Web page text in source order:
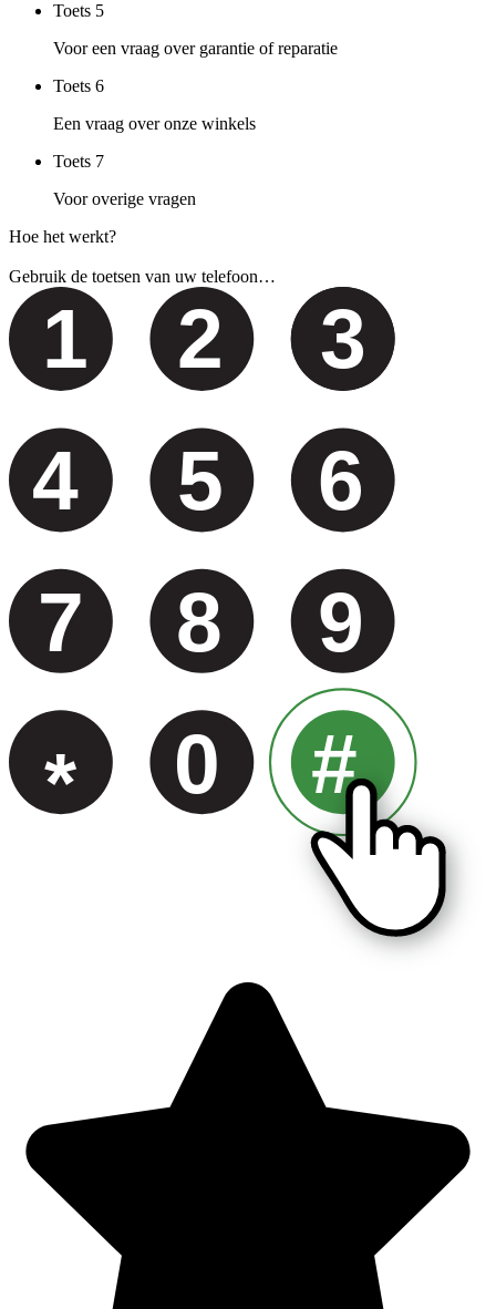
Toets 5
Voor een vraag over garantie of reparatie
Toets 6
Een vraag over onze winkels
Toets 7
Voor overige vragen
Hoe het werkt?
Gebruik de toetsen van uw telefoon…
1 2
3
4
5 6
7 8
9
*
0 #